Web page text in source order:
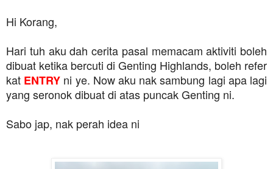
Hi Korang,
Hari tuh aku dah cerita pasal memacam aktiviti boleh
dibuat ketika bercuti di Genting Highlands, boleh refer
kat ENTRY ni ye. Now aku nak sambung lagi apa lagi
yang seronok dibuat di atas puncak Genting ni.
Sabo jap, nak perah idea ni